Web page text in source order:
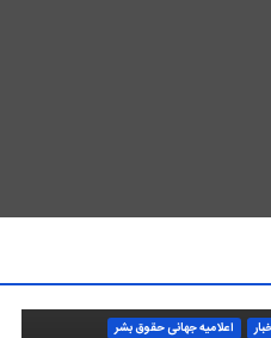
اعلاميه جهانی حقوق بشر